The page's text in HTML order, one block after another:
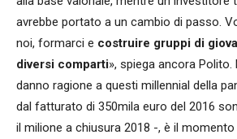
avrebbe portato a un cambio di passo.
noi, formarci e costruire gruppi di
diversi comparti», spiega ancora Polito.
danno ragione a questi millennial della
dal fatturato di 350mila euro del 2016
il milione a chiusura 2018 -, è il